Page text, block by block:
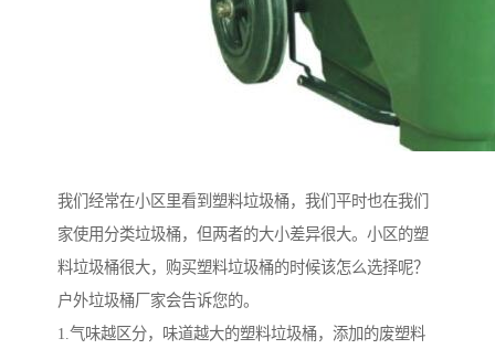
我们经常在小区里看到塑料垃圾桶，我们平时也在我们
家使用分类垃圾桶，但两者的大小差异很大。小区的塑
料垃圾桶很大，购买塑料垃圾桶的时候该怎么选择呢？
户外垃圾桶厂家会告诉您的。
1.气味越区分，味道越大的塑料垃圾桶，添加的废塑料